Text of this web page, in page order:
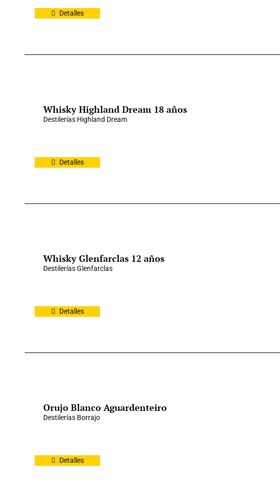
Detalles
Whisky Highland Dream 18 años
Destilerías Highland Dream
Detalles
Whisky Glenfarclas 12 años
Destilerías Glenfarclas
Detalles
Orujo Blanco Aguardenteiro
Destilerías Borrajo
Detalles